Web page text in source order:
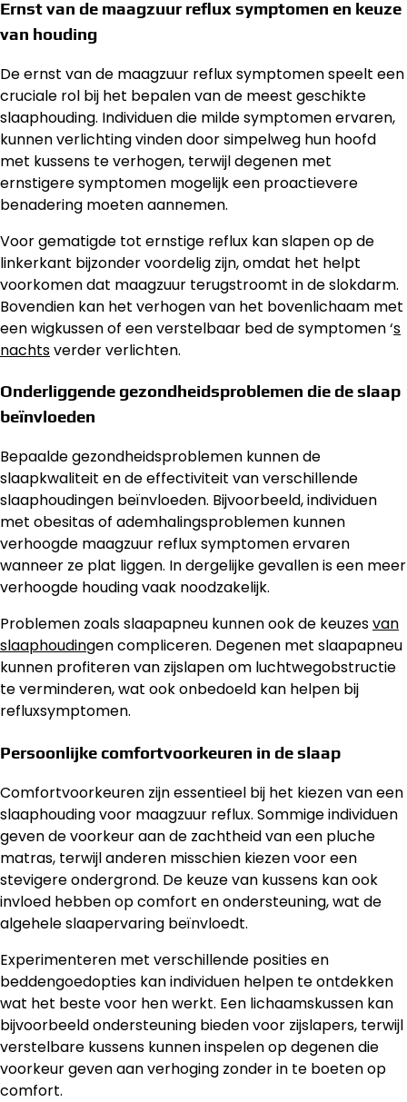
Ernst van de maagzuur reflux symptomen en keuze
van houding
De ernst van de maagzuur reflux symptomen speelt een
cruciale rol bij het bepalen van de meest geschikte
slaaphouding. Individuen die milde symptomen ervaren,
kunnen verlichting vinden door simpelweg hun hoofd
met kussens te verhogen, terwijl degenen met
ernstigere symptomen mogelijk een proactievere
benadering moeten aannemen.
Voor gematigde tot ernstige reflux kan slapen op de
linkerkant bijzonder voordelig zijn, omdat het helpt
voorkomen dat maagzuur terugstroomt in de slokdarm.
Bovendien kan het verhogen van het bovenlichaam met
een wigkussen of een verstelbaar bed de symptomen ‘s
nachtsverder verlichten.
Onderliggende gezondheidsproblemen die de slaap
beïnvloeden
Bepaalde gezondheidsproblemen kunnen de
slaapkwaliteit en de effectiviteit van verschillende
slaaphoudingen beïnvloeden. Bijvoorbeeld, individuen
met obesitas of ademhalingsproblemen kunnen
verhoogde maagzuur reflux symptomen ervaren
wanneer ze plat liggen. In dergelijke gevallen is een meer
verhoogde houding vaak noodzakelijk.
Problemen zoals slaapapneu kunnen ook de keuzesvan
slaaphoudingen compliceren. Degenen met slaapapneu
kunnen profiteren van zijslapen om luchtwegobstructie
te verminderen, wat ook onbedoeld kan helpen bij
refluxsymptomen.
Persoonlijke comfortvoorkeuren in de slaap
Comfortvoorkeuren zijn essentieel bij het kiezen van een
slaaphouding voor maagzuur reflux. Sommige individuen
geven de voorkeur aan de zachtheid van een pluche
matras, terwijl anderen misschien kiezen voor een
stevigere ondergrond. De keuze van kussens kan ook
invloed hebben op comfort en ondersteuning, wat de
algehele slaapervaring beïnvloedt.
Experimenteren met verschillende posities en
beddengoedopties kan individuen helpen te ontdekken
wat het beste voor hen werkt. Een lichaamskussen kan
bijvoorbeeld ondersteuning bieden voor zijslapers, terwijl
verstelbare kussens kunnen inspelen op degenen die
voorkeur geven aan verhoging zonder in te boeten op
comfort.